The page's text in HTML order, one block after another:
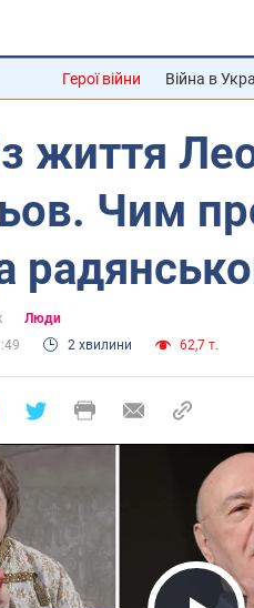
Герої війни Війна в
життя
Чим
Люди
2 хвилини 62,7 т.